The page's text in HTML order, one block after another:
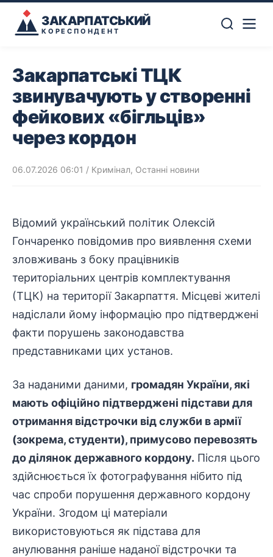
ЗАКАРПАТСЬКИЙ
КОРЕСПОНДЕНТ
Закарпатські ТЦК
звинувачують у створенні
фейкових «бігльців»
через кордон
06.07.2026 06:01 / Кримінал, Останні новини
Відомий український політик Олексій
Гончаренко повідомив про виявлення схеми
зловживань з боку працівників
територіальних центрів комплектування
(ТЦК) на території Закарпаття. Місцеві жителі
надіслали йому інформацію про підтверджені
факти порушень законодавства
представниками цих установ.
За наданими даними, громадян України, які
мають офіційно підтверджені підстави для
отримання відстрочки від служби в армії
(зокрема, студенти), примусово перевозять
до ділянок державного кордону. Після цього
здійснюється їх фотографування нібито під
час спроби порушення державного кордону
України. Згодом ці матеріали
використовуються як підстава для
анулювання раніше наданої відстрочки та